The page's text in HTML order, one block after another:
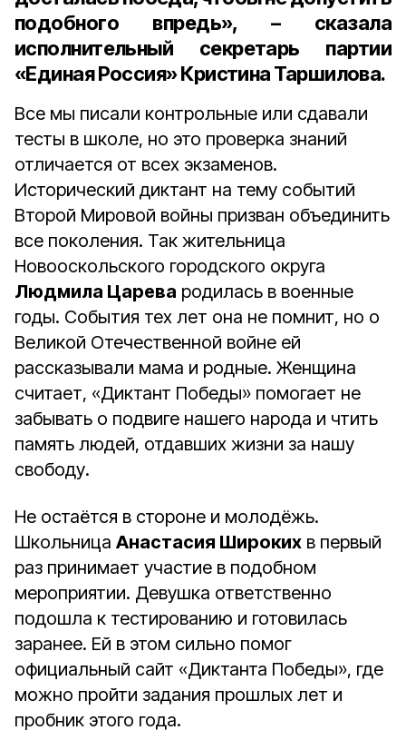
подобного впредь», – сказала
исполнительный секретарь партии
«Единая Россия» Кристина Таршилова.
Все мы писали контрольные или сдавали
тесты в школе, но это проверка знаний
отличается от всех экзаменов.
Исторический диктант на тему событий
Второй Мировой войны призван объединить
все поколения. Так жительница
Новооскольского городского округа
Людмила Царева родилась в военные
годы. События тех лет она не помнит, но о
Великой Отечественной войне ей
рассказывали мама и родные. Женщина
считает, «Диктант Победы» помогает не
забывать о подвиге нашего народа и чтить
память людей, отдавших жизни за нашу
свободу.
Не остаётся в стороне и молодёжь.
Школьница Анастасия Широких в первый
раз принимает участие в подобном
мероприятии. Девушка ответственно
подошла к тестированию и готовилась
заранее. Ей в этом сильно помог
официальный сайт «Диктанта Победы», где
можно пройти задания прошлых лет и
пробник этого года.